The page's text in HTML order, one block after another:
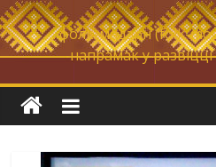
… фолк-мадэрн (folk-
напрамак у